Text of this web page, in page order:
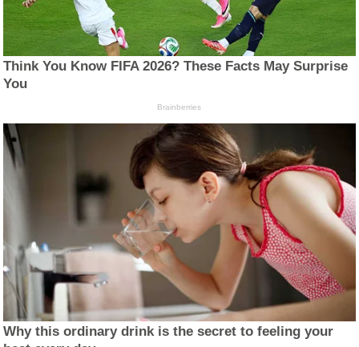
Think You Know FIFA 2026? These Facts May Surprise
You
Brainberries
Why this ordinary drink is the secret to feeling your